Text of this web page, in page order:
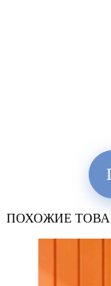
ПОХОЖИЕ